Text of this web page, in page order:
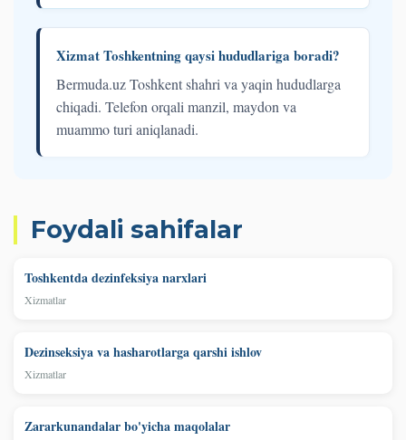
Xizmat Toshkentning qaysi hududlariga boradi?
Bermuda.uz Toshkent shahri va yaqin hududlarga
chiqadi. Telefon orqali manzil, maydon va
muammo turi aniqlanadi.
Foydali sahifalar
Toshkentda dezinfeksiya narxlari
Xizmatlar
Dezinseksiya va hasharotlarga qarshi ishlov
Xizmatlar
Zararkunandalar bo'yicha maqolalar